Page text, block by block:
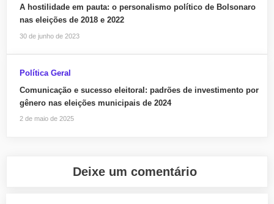
A hostilidade em pauta: o personalismo político de Bolsonaro
nas eleições de 2018 e 2022
30 de junho de 2023
Política Geral
Comunicação e sucesso eleitoral: padrões de investimento por
gênero nas eleições municipais de 2024
2 de maio de 2025
Deixe um comentário